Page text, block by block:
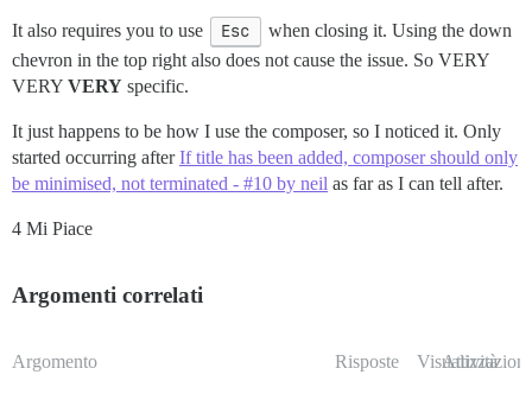
It also requires you to use Esc
when closing it. Using the down
chevron in the top right also does not cause the issue. So VERY
VERY VERY specific.
It just happens to be how I use the composer, so I noticed it. Only
started occurring afterIf title has been added, composer should only
be minimised, not terminated - #10 by neil as far as I can tell after.
4 Mi Piace
Argomenti correlati
Argomento Risposte Visualizzazioni
Attività